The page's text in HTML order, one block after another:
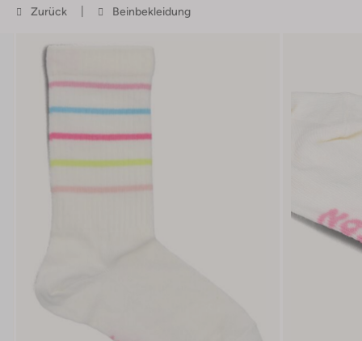
Zurück Beinbekleidung